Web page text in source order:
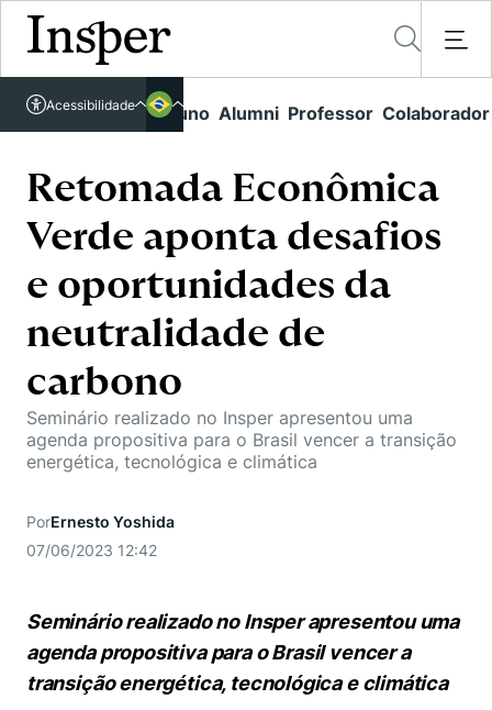
Links rápidos Aluno Alumni Professor Colaborador
Acessibilidade
Acessível em libras
Vestibular
Graduação
Todas as Engenharias
Engenharia de Computação
Educação Executiva
Quem Somos
O Insper
Campus
Internacional
Student Life
Núcleo de Carreiras
Hub de Inovação e Empreendedorismo
Como funciona
Prêmio Duda Ermírio de Moraes
Como funciona
Oportunidade de Negócios
Trabalhe conosco
Comunidade Transforme
Missão
Projetos Sociais
Lista de doadores
Pesquisa
Pesquisa no Insper
Centros de Conhecimento
Cátedras
Biblioteca Telles
Pesquisa na Graduação
Seminários Acadêmicos
Comitê de Ética em Pesquisa
Conteúdos
Eventos
Instagram
Linkedin
Unidades Acadêmicas
Gestão e Economia
Direito
Corpo Docente
Busca por docentes
Áreas de Conhecimento
Ensino e aprendizagem
Visite o Insper
Canal de Ética
Ouvidoria
Retomada Econômica
Verde aponta desafios
e oportunidades da
neutralidade de
carbono
Seminário realizado no Insper apresentou uma
agenda propositiva para o Brasil vencer a transição
energética, tecnológica e climática
PorErnesto Yoshida
07/06/2023 12:42
Seminário realizado no Insper apresentou uma
agenda propositiva para o Brasil vencer a
transição energética, tecnológica e climática